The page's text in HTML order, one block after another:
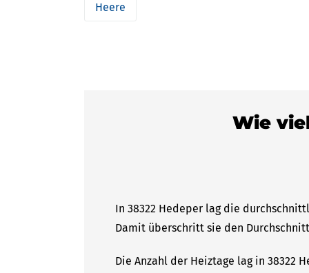
Heere
Wie
In 38322 Hedeper lag die
Damit überschritt sie den Durchschnitt
Die Anzahl der Heiztage lag in 38322